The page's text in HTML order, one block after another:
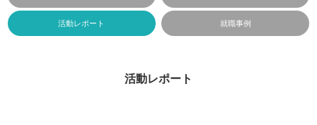
活動レポート 就職事例
活動レポート